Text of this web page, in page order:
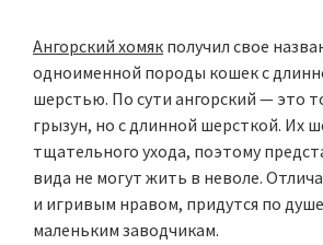
Ангорский хомяк получил свое
одноименной породы кошек с
шерстью. По сути ангорский — это
грызун, но с длинной шерсткой. Их
тщательного ухода, поэтому
вида не могут жить в неволе.
и игривым нравом, придутся по
маленьким заводчикам.